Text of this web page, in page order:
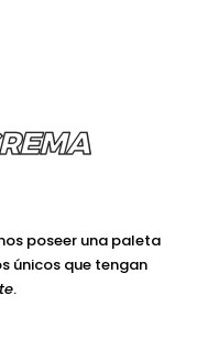
poseer una paleta
únicos que tengan
.